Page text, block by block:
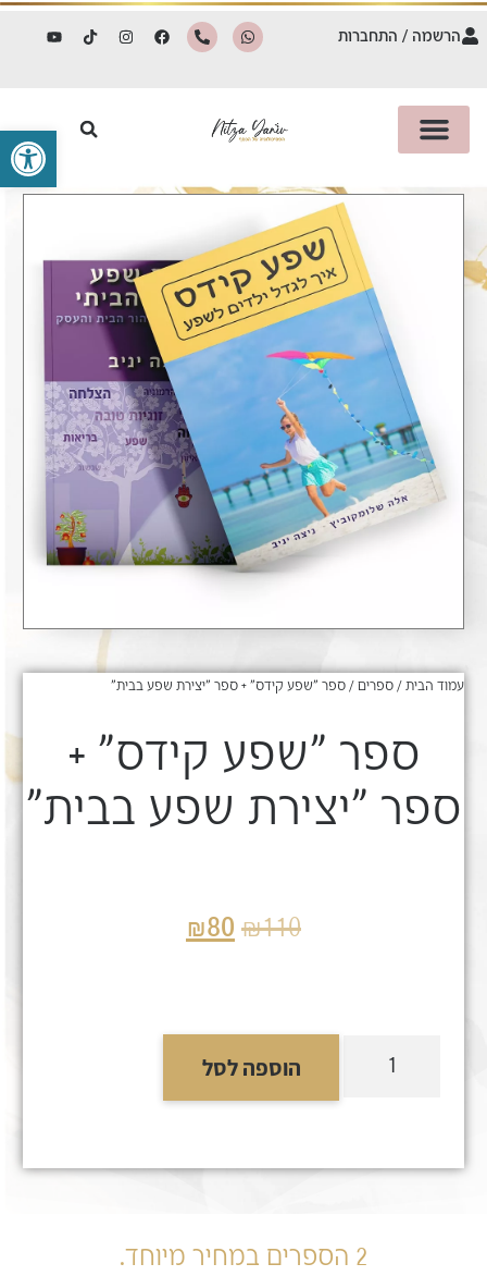
פתח
הרשמה / התחברות
עמוד הבית/ספרים/ ספר "שפע קידס" + ספר "יצירת שפע בבית"
ספר "שפע קידס" +
ספר "יצירת שפע בבית"
₪110
₪80
הוספה לסל
2 הספרים במחיר מיוחד.